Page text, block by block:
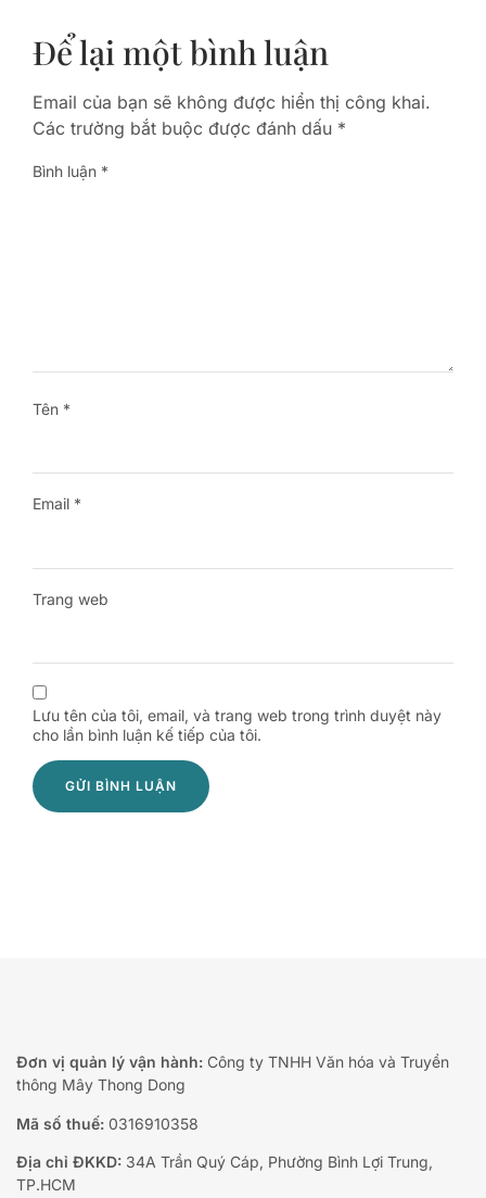
Để lại một bình luận
Email của bạn sẽ không được hiển thị công khai.
Các trường bắt buộc được đánh dấu *
Bình luận *
Tên *
Email *
Trang web
Lưu tên của tôi, email, và trang web trong trình duyệt này
cho lần bình luận kế tiếp của tôi.
Đơn vị quản lý vận hành: Công ty TNHH Văn hóa và Truyền
thông Mây Thong Dong
Mã số thuế: 0316910358
Địa chỉ ĐKKD: 34A Trần Quý Cáp, Phường Bình Lợi Trung,
TP.HCM